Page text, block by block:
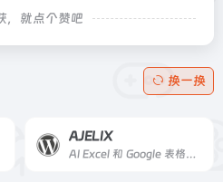
，就点个赞吧
换一换
AJELIX
AI Excel 和 Google 表格工具